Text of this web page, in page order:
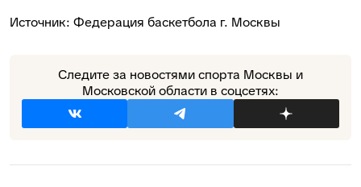
Источник: Федерация баскетбола г. Москвы
Следите за новостями спорта Москвы и
Московской области в соцсетях: